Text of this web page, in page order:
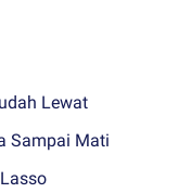
Lewat
Sampai Mati